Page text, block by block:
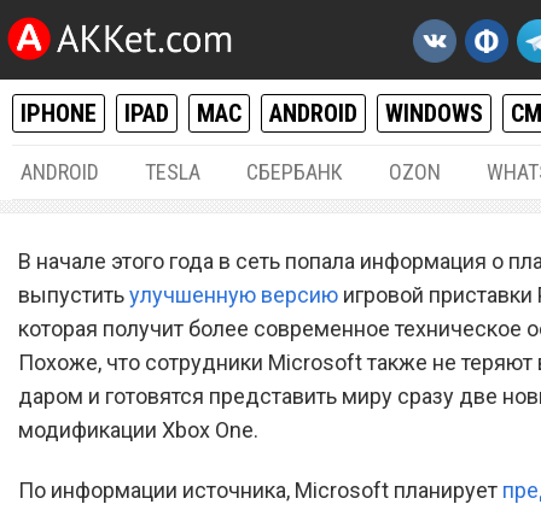
IPHONE IPAD MAC ANDROID WINDOWS
ANDROID TESLA СБЕРБАНК OZON
Microsoft готовит к
две новых модели Xbox
В начале этого года в сеть попала информация о
выпуститьулучшенную версию игровой приставки
которая получит более современное техническое
Похоже, что сотрудники Microsoft также не
даром и готовятся представить миру сразу две
модификации Xbox One.
По информации источника, Microsoft планирует